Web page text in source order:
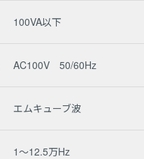
100VA以下
AC100V 50/60Hz
エムキューブ波
1～12.5万Hz